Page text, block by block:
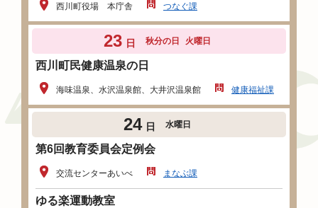
西川町役場 本庁舎 つなぐ課
23 日 秋分の日 火曜日
西川町民健康温泉の日
海味温泉、水沢温泉館、大井沢温泉館 健康福祉課
24 日 水曜日
第6回教育委員会定例会
交流センターあいべ まなぶ課
ゆる楽運動教室